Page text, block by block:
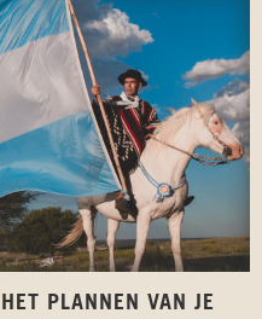
PLANNEN VAN JE